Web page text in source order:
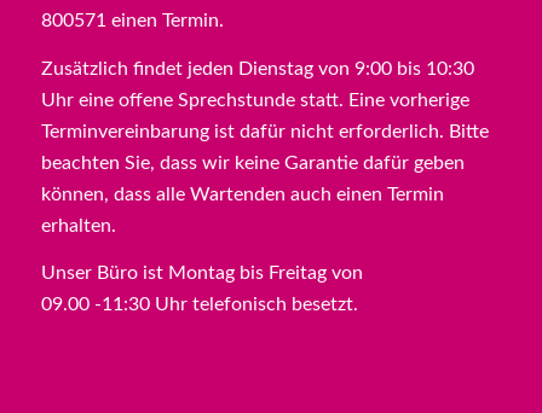
800571 einen Termin.
Zusätzlich findet jeden Dienstag von 9:00 bis 10:30
Uhr eine offene Sprechstunde statt. Eine vorherige
Terminvereinbarung ist dafür nicht erforderlich. Bitte
beachten Sie, dass wir keine Garantie dafür geben
können, dass alle Wartenden auch einen Termin
erhalten.
Unser Büro ist Montag bis Freitag von
09.00 -11:30 Uhr telefonisch besetzt.